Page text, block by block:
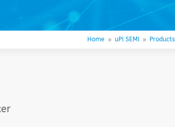
Home 9 uPI SEMI 9 Products